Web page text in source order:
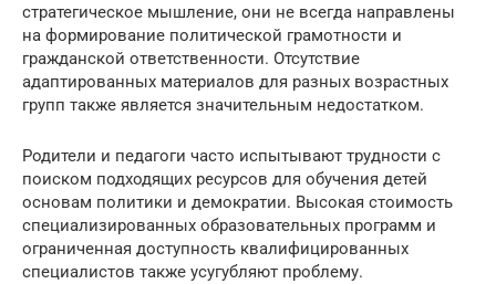
стратегическое мышление, они не всегда направлены
на формирование политической грамотности и
гражданской ответственности. Отсутствие
адаптированных материалов для разных возрастных
групп также является значительным недостатком.
Родители и педагоги часто испытывают трудности с
поиском подходящих ресурсов для обучения детей
основам политики и демократии. Высокая стоимость
специализированных образовательных программ и
ограниченная доступность квалифицированных
специалистов также усугубляют проблему.